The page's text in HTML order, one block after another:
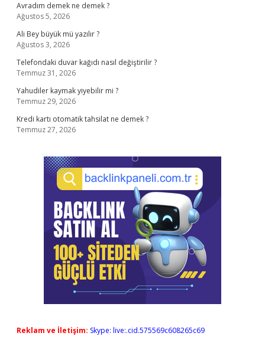
Avradım demek ne demek ?
Ağustos 5, 2026
Ali Bey büyük mü yazılır ?
Ağustos 3, 2026
Telefondaki duvar kağıdı nasıl değiştirilir ?
Temmuz 31, 2026
Yahudiler kaymak yiyebilir mi ?
Temmuz 29, 2026
Kredi kartı otomatik tahsilat ne demek ?
Temmuz 27, 2026
Reklam ve İletişim: Skype: live:.cid.575569c608265c69